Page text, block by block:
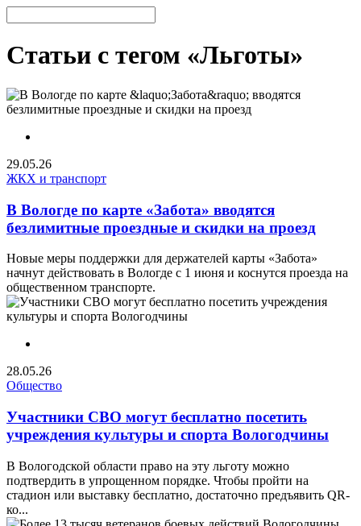
Статьи с тегом «Льготы»
29.05.26
ЖКХ и транспорт
В Вологде по карте «Забота» вводятся
безлимитные проездные и скидки на проезд
Новые меры поддержки для держателей карты «Забота»
начнут действовать в Вологде с 1 июня и коснутся проезда на
общественном транспорте.
28.05.26
Общество
Участники СВО могут бесплатно посетить
учреждения культуры и спорта Вологодчины
В Вологодской области право на эту льготу можно
подтвердить в упрощенном порядке. Чтобы пройти на
стадион или выставку бесплатно, достаточно предъявить QR-
ко...